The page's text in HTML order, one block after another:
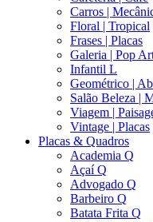
Carros |
Floral | Tropical
Frases | Placas
Galeria | Pop
Infantil L
Geométrico |
Salão Beleza |
Viagem |
Vintage | Placas
Placas & Quadros
Academia Q
Açaí Q
Advogado Q
Barbeiro Q
Batata Frita Q